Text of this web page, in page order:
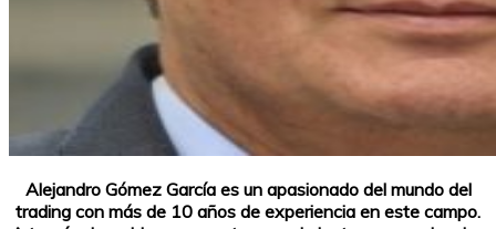
Alejandro Gómez García es un apasionado del mundo del
trading con más de 10 años de experiencia en este campo.